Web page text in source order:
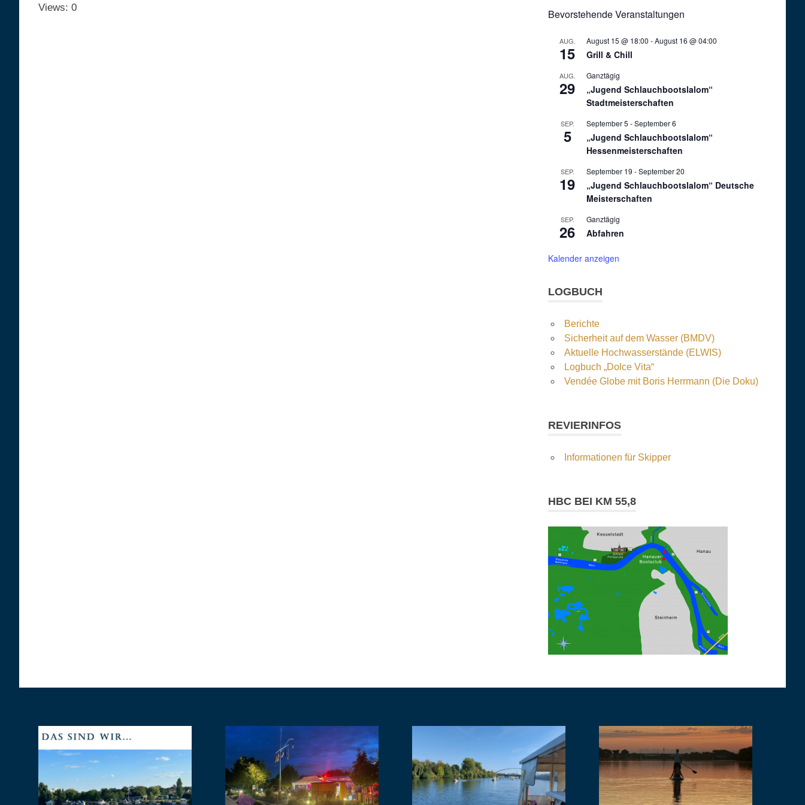
Views: 0 Bevorstehende Veranstaltungen
AUG.
15
August 15 @ 18:00 -August 16 @ 04:00
Grill & Chill
AUG.
29
Ganztägig
„Jugend Schlauchbootslalom“
Stadtmeisterschaften
SEP.
5
September 5 -September 6
„Jugend Schlauchbootslalom“
Hessenmeisterschaften
SEP.
19
September 19 -September 20
„Jugend Schlauchbootslalom“ Deutsche
Meisterschaften
SEP.
26
Ganztägig
Abfahren
Kalender anzeigen
LOGBUCH
Berichte
Sicherheit auf dem Wasser (BMDV)
Aktuelle Hochwasserstände (ELWIS)
Logbuch „Dolce Vita“
Vendée Globe mit Boris Herrmann (Die Doku)
REVIERINFOS
Informationen für Skipper
HBC BEI KM 55,8